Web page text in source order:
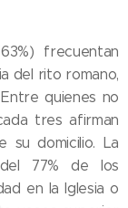
frecuentan
del rito romano,
quienes no
tres afirman
su domicilio. La
77% de los
en la Iglesia o